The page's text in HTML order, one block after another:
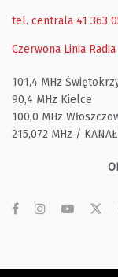
tel. centrala 41 363
Czerwona Linia
101,4 MHz
90,4 MHz Kielce
100,0 MHz
215,072 MHz /